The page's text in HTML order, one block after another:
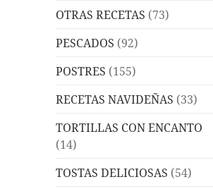
OTRAS RECETAS (73)
PESCADOS (92)
POSTRES (155)
RECETAS NAVIDEÑAS (33)
TORTILLAS CON ENCANTO
(14)
TOSTAS DELICIOSAS (54)